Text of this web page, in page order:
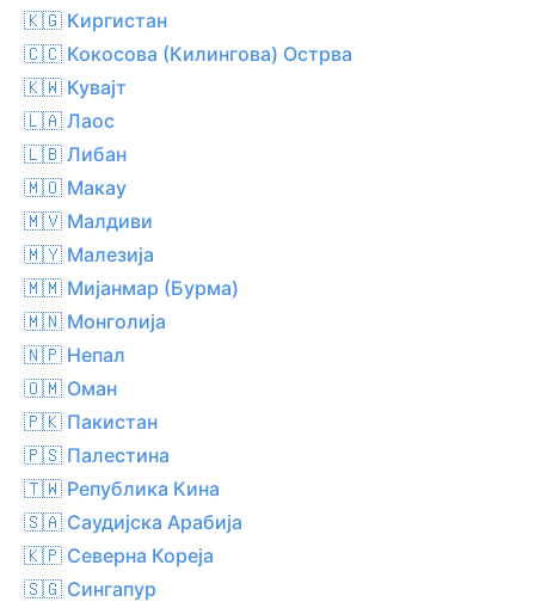
🇰🇬 Киргистан
🇨🇨 Кокосова (Килингова) Острва
🇰🇼 Кувајт
🇱🇦 Лаос
🇱🇧 Либан
🇲🇴 Макау
🇲🇻 Малдиви
🇲🇾 Малезија
🇲🇲 Мијанмар (Бурма)
🇲🇳 Монголија
🇳🇵 Непал
🇴🇲 Оман
🇵🇰 Пакистан
🇵🇸 Палестина
🇹🇼 Република Кина
🇸🇦 Саудијска Арабија
🇰🇵 Северна Кореја
🇸🇬 Сингапур